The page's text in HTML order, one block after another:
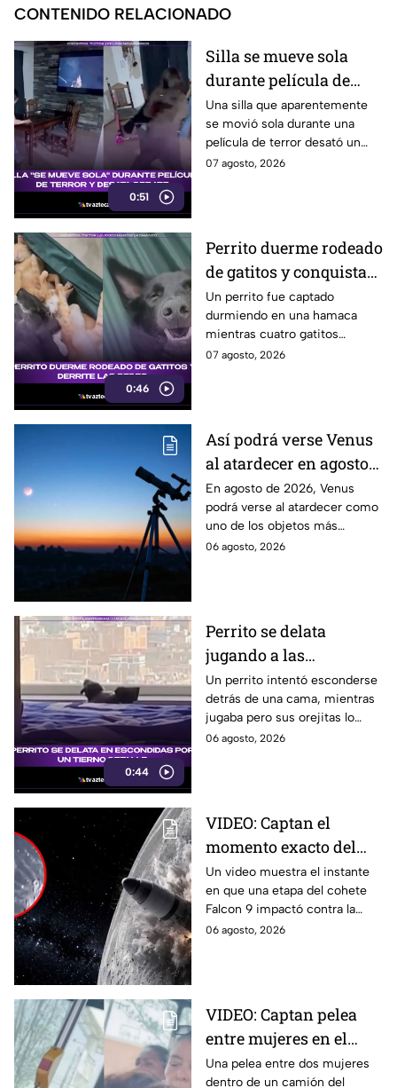
CONTENIDO RELACIONADO
0:51
Silla se mueve sola
durante película de
terror y se vuelve viral
Una silla que aparentemente
se movió sola durante una
película de terror desató un
intenso debate entre usuarios
07 agosto, 2026
0:46
Perrito duerme rodeado
de gatitos y conquista
las redes
Un perrito fue captado
durmiendo en una hamaca
mientras cuatro gatitos
descansaban abrazados y
07 agosto, 2026
Así podrá verse Venus
al atardecer en agosto
este 2026: ¿Cuándo y
dónde observarlo
desde Puebla?
En agosto de 2026, Venus
podrá verse al atardecer como
uno de los objetos más
brillantes del cielo. Conoce la
06 agosto, 2026
0:44
Perrito se delata
jugando a las
escondidas y conquista
las redes
Un perrito intentó esconderse
detrás de una cama, mientras
jugaba pero sus orejitas lo
delataron. El tierno video
06 agosto, 2026
VIDEO: Captan el
momento exacto del
impacto de cohete
contra la Luna; así
reaccionó
Un video muestra el instante
en que una etapa del cohete
Falcon 9 impactó contra la
luna, levantando una enorme
06 agosto, 2026
VIDEO: Captan pelea
entre mujeres en el
transporte público; así
Una pelea entre dos mujeres
dentro de un camión del